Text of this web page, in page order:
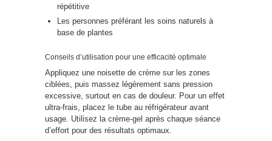
répétitive
Les personnes préférant les soins naturels à
base de plantes
Conseils d’utilisation pour une efficacité optimale
Appliquez une noisette de crème sur les zones
ciblées, puis massez légèrement sans pression
excessive, surtout en cas de douleur. Pour un effet
ultra-frais, placez le tube au réfrigérateur avant
usage. Utilisez la crème-gel après chaque séance
d’effort pour des résultats optimaux.